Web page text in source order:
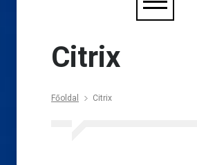
Citrix
Főoldal Citrix